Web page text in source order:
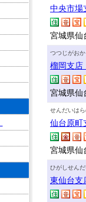
中央市場
宮城県仙
つつじがおか
榴岡支店
宮城県仙
せんだいはら
仙台原町
宮城県仙
ひがしせんだ
東仙台支